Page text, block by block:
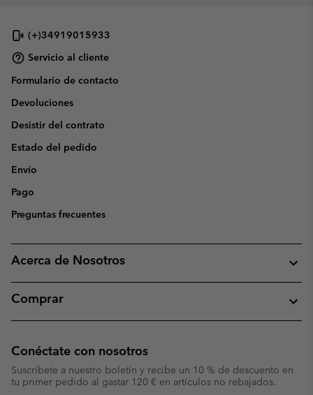
(+)34919015933
Servicio al cliente
Formulario de contacto
Devoluciones
Desistir del contrato
Estado del pedido
Envío
Pago
Preguntas frecuentes
Acerca de Nosotros
Comprar
Conéctate con nosotros
Suscríbete a nuestro boletín y recibe un 10 % de descuento en
tu primer pedido al gastar 120 € en artículos no rebajados.